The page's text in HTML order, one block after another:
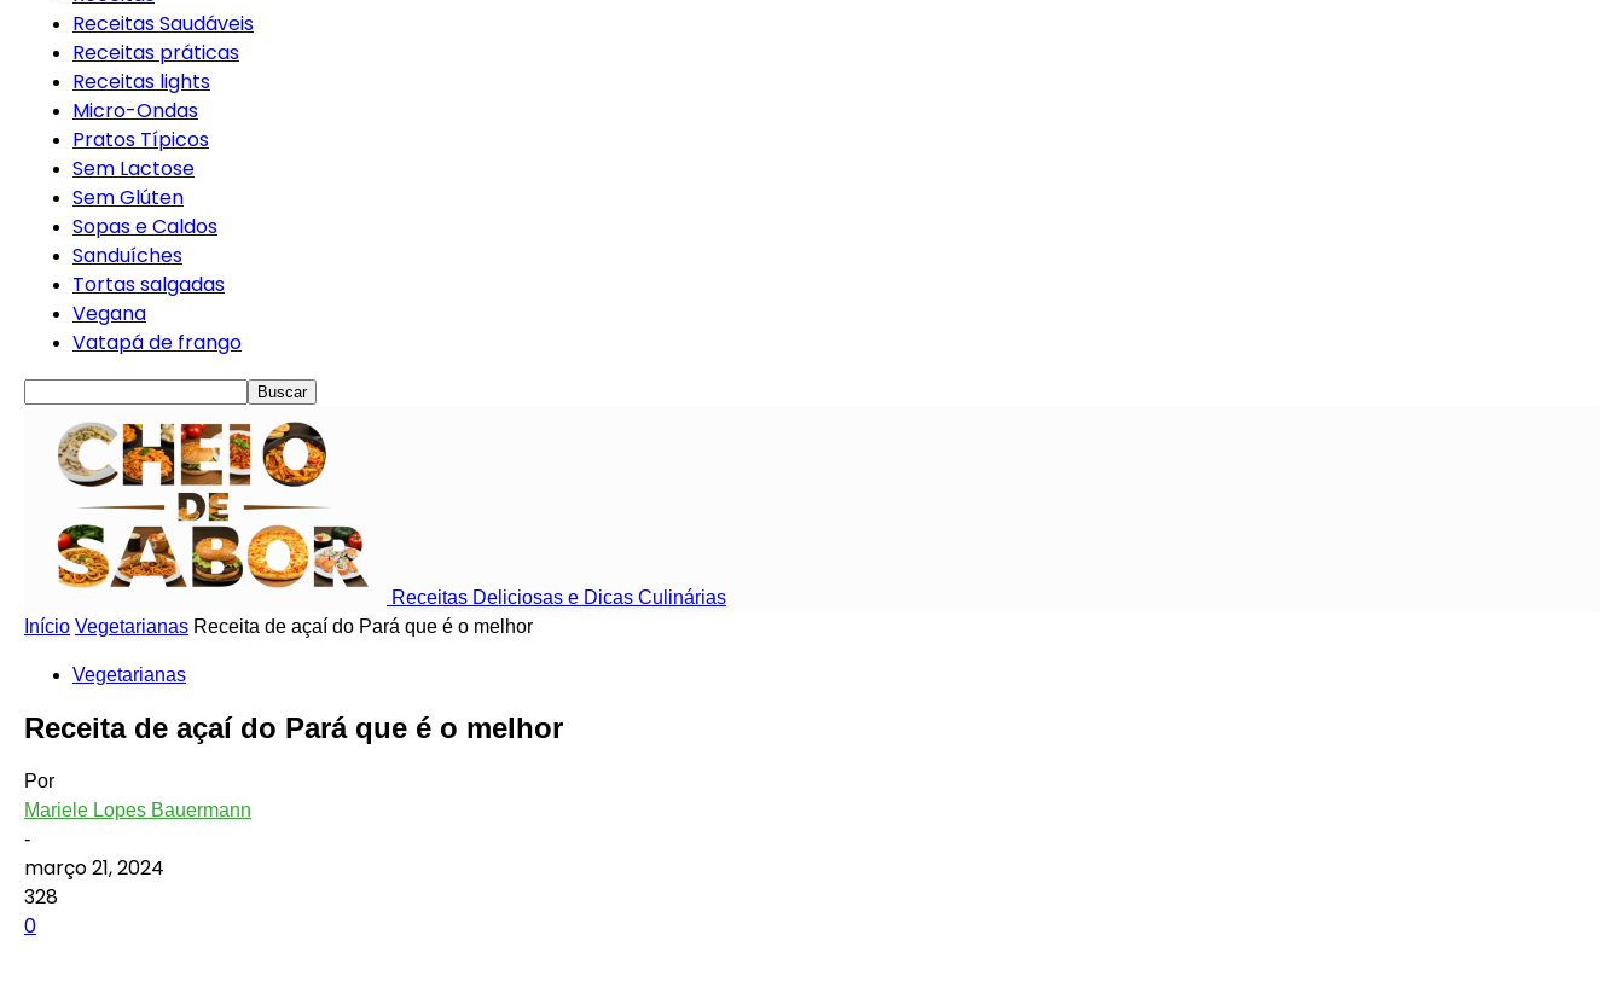
Receitas Saudáveis
Receitas práticas
Receitas lights
Micro-Ondas
Pratos Típicos
Sem Lactose
Sem Glúten
Sopas e Caldos
Sanduíches
Tortas salgadas
Vegana
Vatapá de frango
Receitas Deliciosas e Dicas Culinárias
Início Vegetarianas Receita de açaí do Pará que é o melhor
Vegetarianas
Receita de açaí do Pará que é o melhor
Por
Mariele Lopes Bauermann
-
março 21, 2024
328
0